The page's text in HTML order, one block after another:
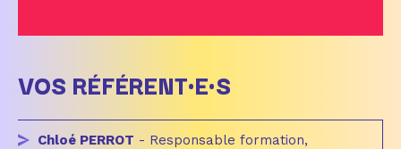
VOS RÉFÉRENT·E·S
Chloé PERROT - Responsable formation,